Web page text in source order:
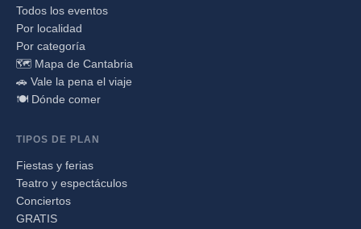
Todos los eventos
Por localidad
Por categoría
🗺️ Mapa de Cantabria
🚗 Vale la pena el viaje
🍽️ Dónde comer
TIPOS DE PLAN
Fiestas y ferias
Teatro y espectáculos
Conciertos
GRATIS